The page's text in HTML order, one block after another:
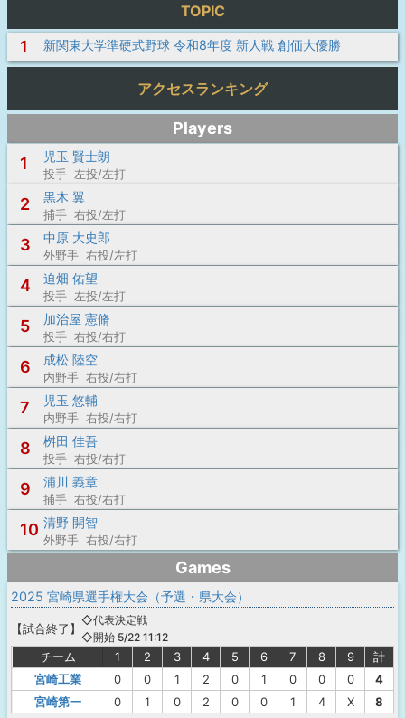
TOPIC
1 新関東大学準硬式野球 令和8年度 新人戦 創価大優勝
アクセスランキング
Players
1
児玉 賢士朗
投手 左投/左打
2 黒木 翼
捕手 右投/左打
3 中原 大史郎
外野手 右投/左打
4 迫畑 佑望
投手 左投/左打
5 加治屋 憲脩
投手 右投/右打
6 成松 陸空
内野手 右投/右打
7 児玉 悠輔
内野手 右投/右打
8 桝田 佳吾
投手 右投/右打
9 浦川 義章
捕手 右投/右打
10 清野 開智
外野手 右投/右打
Games
2025 宮崎県選手権大会（予選・県大会）
【試合終了 】
◇代表決定戦
◇開始 5/22 11:12
チーム 1 2 3 4 5 6 7 8 9
計
宮崎工業
0 0 1 2 0 1 0 0 0
4
宮崎第一
0 1 0 2 0 0 1 4 X
8